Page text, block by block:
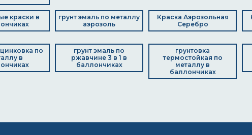
краски в
грунт эмаль по металлу
аэрозоль
Краска Аэрозольная
Серебро
по
в
грунт эмаль по
ржавчине 3 в 1 в
баллончиках
грунтовка
термостойкая по
металлу в
баллончиках